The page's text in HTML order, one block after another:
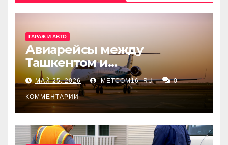
ГАРАЖ И АВТО
Авиарейсы между
Ташкентом и
Екатеринбургом
МАЙ 25, 2026 METCOM16_RU 0
КОММЕНТАРИИ